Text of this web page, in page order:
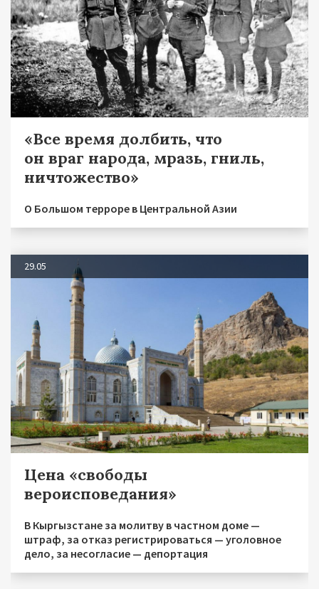
«Все время долбить, что
он враг народа, мразь, гниль,
ничтожество»
О Большом терроре в Центральной Азии
29.05
Цена «свободы
вероисповедания»
В Кыргызстане за молитву в частном доме —
штраф, за отказ регистрироваться — уголовное
дело, за несогласие — депортация